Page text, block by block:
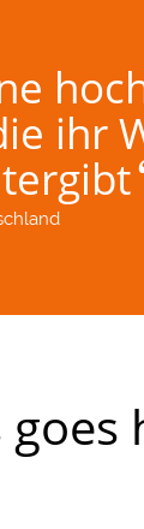
ihr